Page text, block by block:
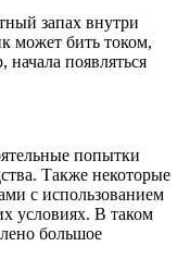
запах внутри
может бить током,
появляться
попытки
Также некоторые
с использованием
условиях. В таком
большое